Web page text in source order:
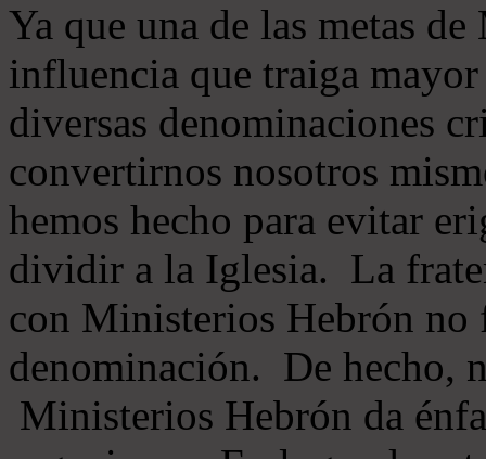
Ya que una de las metas
influencia que traiga
diversas denominaciones
convertirnos nosotros
hemos hecho para evitar
dividir a la Iglesia. La
con Ministerios Hebrón no
denominación. De hecho,
Ministerios Hebrón da